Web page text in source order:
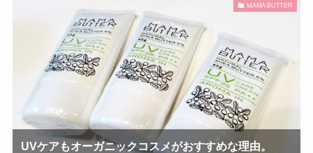
MAMA BUTTER
UVケアもオーガニックコスメがおすすめな理由。